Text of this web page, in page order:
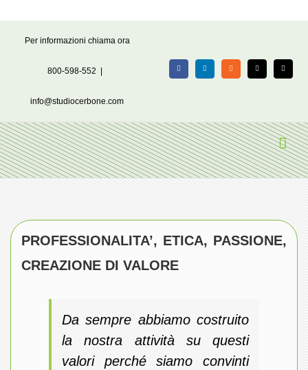
Per informazioni chiama ora
800-598-552
info@studiocerbone.com
FacebookLinkedIn Rss X Email
PROFESSIONALITA’, ETICA, PASSIONE,
CREAZIONE DI VALORE
Da sempre abbiamo costruito
la nostra attività su questi
valori perché siamo convinti